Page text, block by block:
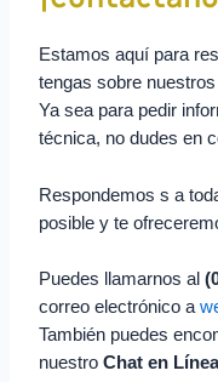
Estamos aquí para
tengas sobre
Ya sea para pedir
técnica, no dudes en
Respondemos s a
posible y te
Puedes llamarnos al
correo electrónico a
También puedes
nuestroChat en